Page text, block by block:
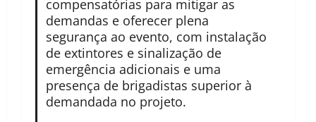
compensatórias para mitigar as
demandas e oferecer plena
segurança ao evento, com instalação
de extintores e sinalização de
emergência adicionais e uma
presença de brigadistas superior à
demandada no projeto.